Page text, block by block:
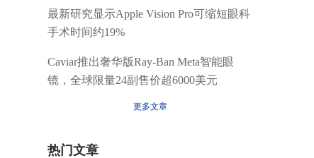
最新研究显示Apple Vision Pro可缩短眼科
手术时间约19%
Caviar推出奢华版Ray-Ban Meta智能眼
镜，全球限量24副售价超6000美元
更多文章
热门文章